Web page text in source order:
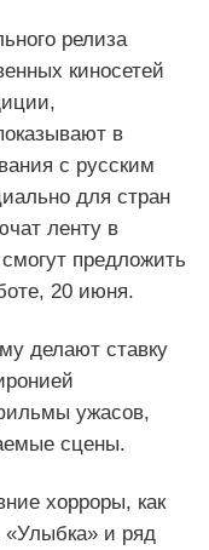
релиза
киносетей
в
с русским
для стран
ленту в
предложить
20 июня.
делают ставку
ужасов,
сцены.
хорроры, как
и ряд